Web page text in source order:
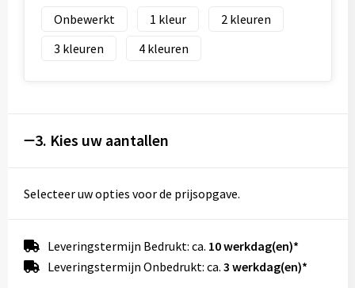
Onbewerkt 1
2
3
4
3. Kies uw aantallen
Selecteer uw opties voor de prijsopgave.
Leveringstermijn Bedrukt: ca. 10 werkdag(en)*
Leveringstermijn Onbedrukt: ca. 3 werkdag(en)*